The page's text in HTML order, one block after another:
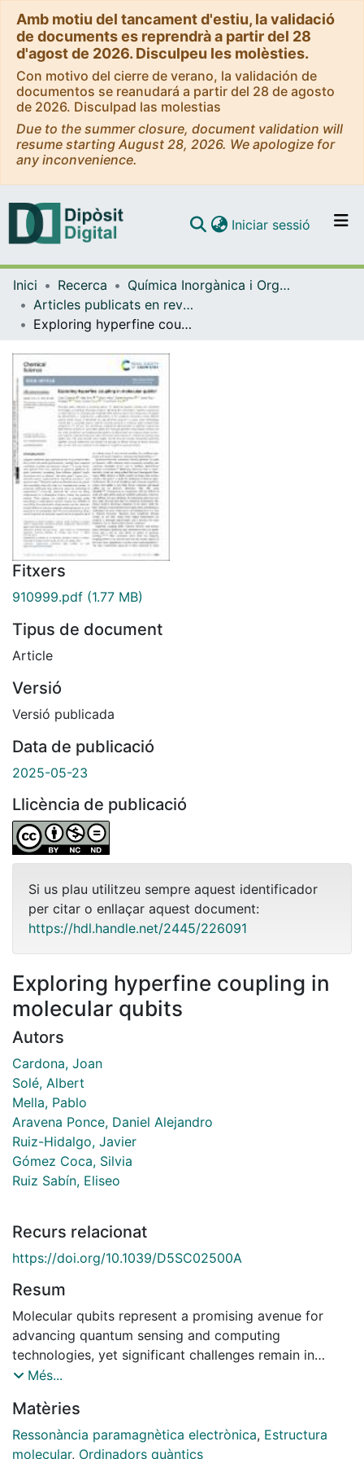
Amb motiu del tancament d'estiu, la validació
de documents es reprendrà a partir del 28
d'agost de 2026. Disculpeu les molèsties.
Con motivo del cierre de verano, la validación de
documentos se reanudará a partir del 28 de agosto
de 2026. Disculpad las molestias
Due to the summer closure, document validation will
resume starting August 28, 2026. We apologize for
any inconvenience.
Navega per tot el DD
Iniciar sessió (current)
Inici Recerca
Química Inorgànica i Orgànica
Articles publicats en revistes (Química Inorgànica i Orgànica)
Exploring hyperfine coupling in molecular qubits
Fitxers
910999.pdf (1.77 MB)
Tipus de document
Article
Versió
Versió publicada
Data de publicació
2025-05-23
Llicència de publicació
Si us plau utilitzeu sempre aquest identificador
per citar o enllaçar aquest document:
https://hdl.handle.net/2445/226091
Exploring hyperfine coupling in
molecular qubits
Autors
Cardona, Joan
Solé, Albert
Mella, Pablo
Aravena Ponce, Daniel Alejandro
Ruiz-Hidalgo, Javier
Gómez Coca, Silvia
Ruiz Sabín, Eliseo
Recurs relacionat
https://doi.org/10.1039/D5SC02500A
Resum
Molecular qubits represent a promising avenue for
advancing quantum sensing and computing
technologies, yet significant challenges remain in
optimising their performance. Hyperfine coupling has
While previous studies have exhaustively investigated
this phenomenon, a comprehensive understanding of
the underlying mechanisms across different systems
Més...
Matèries
Ressonància paramagnètica electrònica, Estructura
molecular, Ordinadors quàntics